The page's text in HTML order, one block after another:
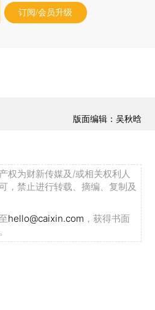
订阅/会员升级
版面编辑：吴秋晗
权为财新传媒及/或相关权利人
，禁止进行转载、摘编、复制及
hello@caixin.com ，获得书面